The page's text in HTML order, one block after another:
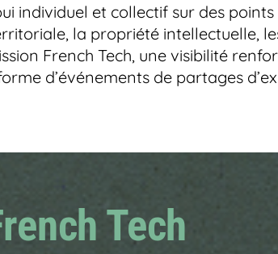
individuel et collectif sur des
la propriété intellectuelle,
French Tech, une visibilité
d’événements de partages
Tech